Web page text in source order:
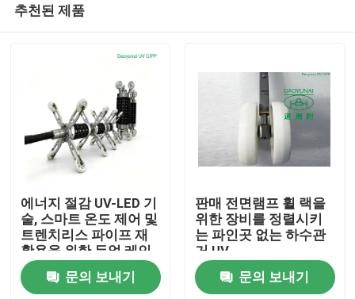
집
추천된 제품
에너지 절감 UV-LED 기
술, 스마트 온도 제어 및
트렌치리스 파이프 재
활용을 위한 듀얼 레인
지 다재다능성
문의 보내기
판매 전면램프 휠 랙을
위한 장비를 정렬시키
는 파인곳 없는 하수관
거 UV
문의 보내기